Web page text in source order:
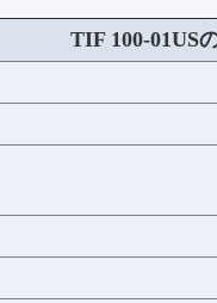
TIF 100-01US